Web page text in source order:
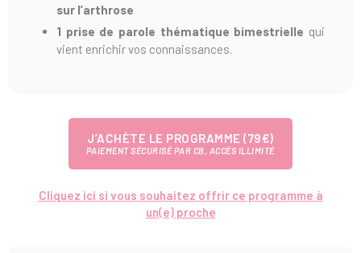
sur l’arthrose
1 prise de parole thématique bimestrielle qui
vient enrichir vos connaissances.
J’ACHÈTE LE PROGRAMME (79€)
PAIEMENT SÉCURISÉ PAR CB, ACCÈS ILLIMITÉ
Cliquez ici si vous souhaitez offrir ce programme à
un(e) proche